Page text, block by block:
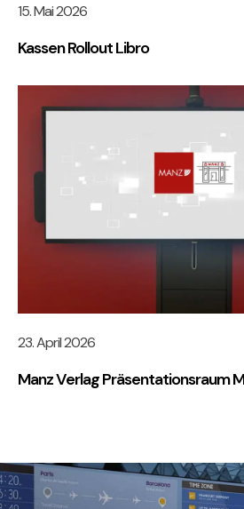
15. Mai 2026
Kassen Rollout Libro
23. April 2026
Manz Verlag Präsentationsraum